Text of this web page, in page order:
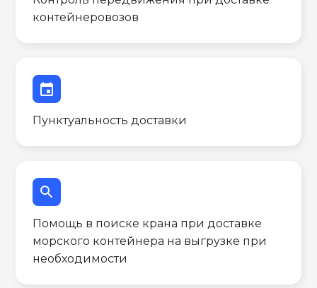
контейнеровозов
event
Пунктуальность доставки
search
Помощь в поиске крана при доставке
морского контейнера на выгрузке при
необходимости